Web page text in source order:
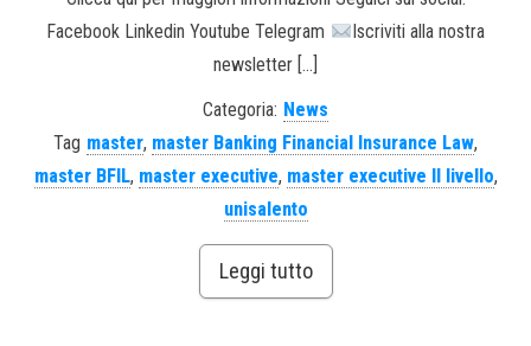
Facebook Linkedin Youtube Telegram
Iscriviti alla nostra
newsletter […]
Categoria: News
Tag master, master Banking Financial Insurance Law,
master BFIL, master executive, master executive II livello,
unisalento
Leggi tutto